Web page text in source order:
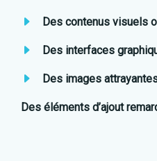
Des contenus visuels
Des interfaces
Des images
Des éléments d’ajout